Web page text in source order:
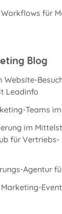
für
Blog
Website-
Leadinfo
Teams
im
für
Agentur